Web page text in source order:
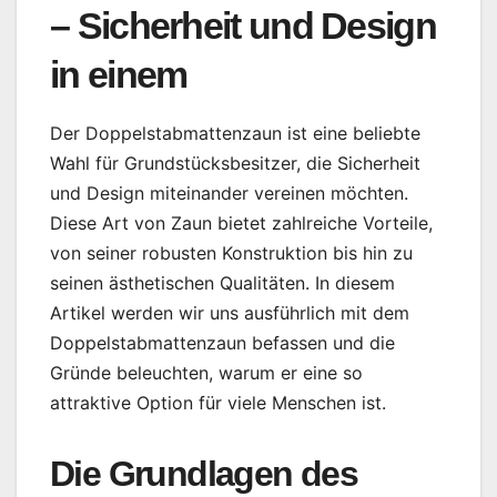
– Sicherheit und Design
in einem
Der Doppelstabmattenzaun ist eine beliebte
Wahl für Grundstücksbesitzer, die Sicherheit
und Design miteinander vereinen möchten.
Diese Art von Zaun bietet zahlreiche Vorteile,
von seiner robusten Konstruktion bis hin zu
seinen ästhetischen Qualitäten. In diesem
Artikel werden wir uns ausführlich mit dem
Doppelstabmattenzaun befassen und die
Gründe beleuchten, warum er eine so
attraktive Option für viele Menschen ist.
Die Grundlagen des